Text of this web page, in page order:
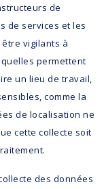
de
de services et les
vigilants à
permettent
un lieu de travail,
comme la
de localisation ne
cette collecte soit
des données